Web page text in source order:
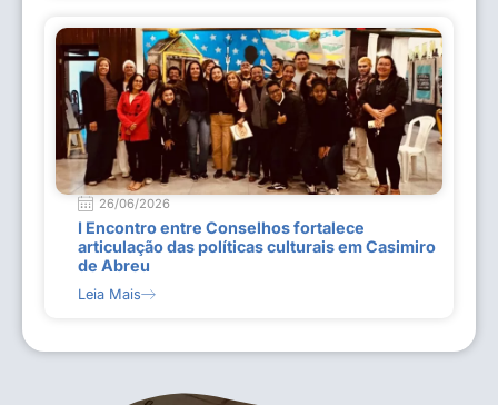
26/06/2026
I Encontro entre Conselhos fortalece
articulação das políticas culturais em Casimiro
de Abreu
Leia Mais